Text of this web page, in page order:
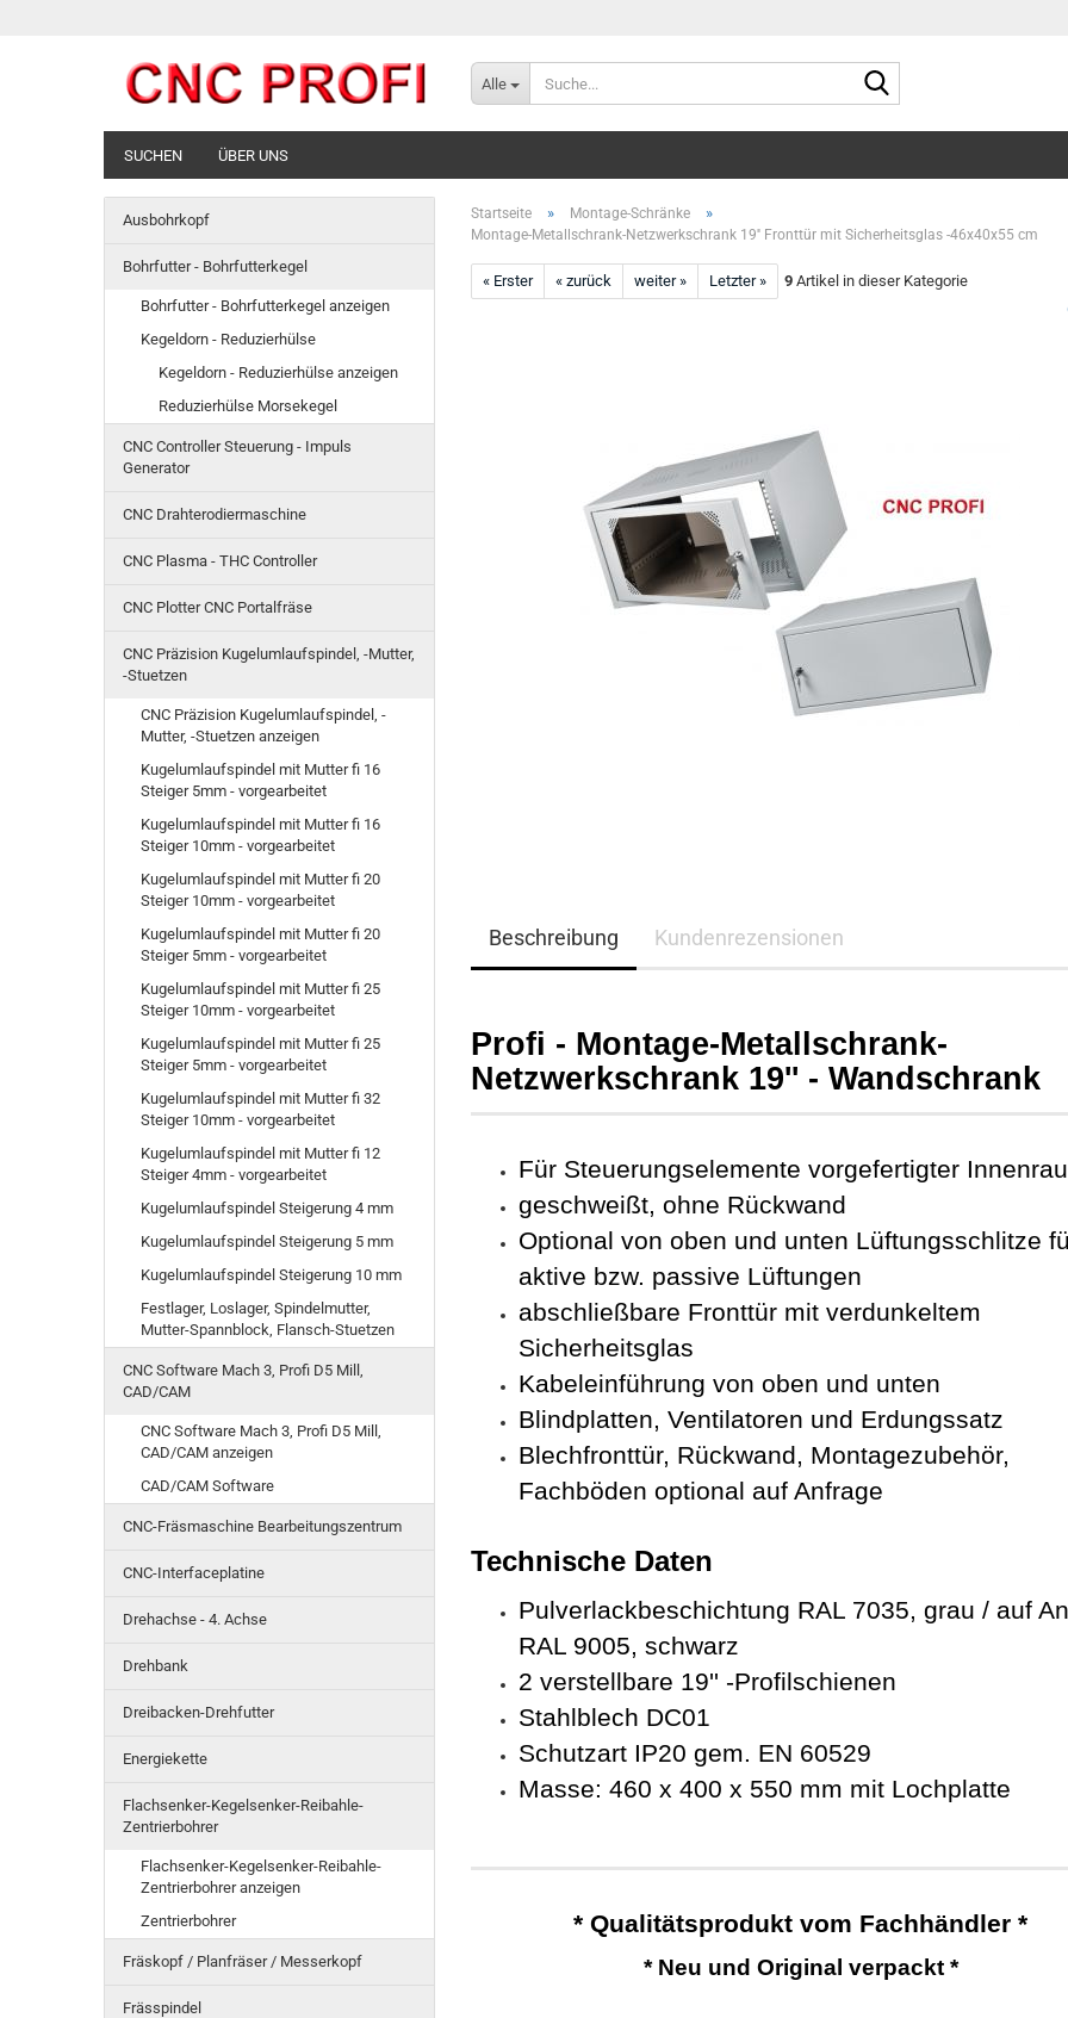
Alle
SUCHEN ÜBER UNS
Startseite » Montage-Schränke »
Montage-Metallschrank-Netzwerkschrank 19'' Fronttür mit Sicherheitsglas -46x40x55 cm
« Erster « zurück weiter » Letzter » 9Artikel in dieser Kategorie
Beschreibung Kundenrezensionen
Profi - Montage-Metallschrank-
Netzwerkschrank 19'' - Wandschrank
Für Steuerungselemente vorgefertigter
geschweißt, ohne Rückwand
Optional von oben und unten Lüftungsschlitze
aktive bzw. passive Lüftungen
abschließbare Fronttür mit verdunkeltem
Sicherheitsglas
Kabeleinführung von oben und unten
Blindplatten, Ventilatoren und Erdungssatz
Blechfronttür, Rückwand, Montagezubehör,
Fachböden optional auf Anfrage
Technische Daten
Pulverlackbeschichtung RAL 7035, grau / auf
RAL 9005, schwarz
2 verstellbare 19'' -Profilschienen
Stahlblech DC01
Schutzart IP20 gem. EN 60529
Masse: 460 x 400 x 550 mm mit Lochplatte
* Qualitätsprodukt vom Fachhändler *
* Neu und Original verpackt *
Ausbohrkopf
Bohrfutter - Bohrfutterkegel
Bohrfutter - Bohrfutterkegel anzeigen
Kegeldorn - Reduzierhülse
Kegeldorn - Reduzierhülse anzeigen
Reduzierhülse Morsekegel
CNC Controller Steuerung - Impuls
Generator
CNC Drahterodiermaschine
CNC Plasma - THC Controller
CNC Plotter CNC Portalfräse
CNC Präzision Kugelumlaufspindel, -Mutter,
-Stuetzen
CNC Präzision Kugelumlaufspindel, -
Mutter, -Stuetzen anzeigen
Kugelumlaufspindel mit Mutter fi 16
Steiger 5mm - vorgearbeitet
Kugelumlaufspindel mit Mutter fi 16
Steiger 10mm - vorgearbeitet
Kugelumlaufspindel mit Mutter fi 20
Steiger 10mm - vorgearbeitet
Kugelumlaufspindel mit Mutter fi 20
Steiger 5mm - vorgearbeitet
Kugelumlaufspindel mit Mutter fi 25
Steiger 10mm - vorgearbeitet
Kugelumlaufspindel mit Mutter fi 25
Steiger 5mm - vorgearbeitet
Kugelumlaufspindel mit Mutter fi 32
Steiger 10mm - vorgearbeitet
Kugelumlaufspindel mit Mutter fi 12
Steiger 4mm - vorgearbeitet
Kugelumlaufspindel Steigerung 4 mm
Kugelumlaufspindel Steigerung 5 mm
Kugelumlaufspindel Steigerung 10 mm
Festlager, Loslager, Spindelmutter,
Mutter-Spannblock, Flansch-Stuetzen
CNC Software Mach 3, Profi D5 Mill,
CAD/CAM
CNC Software Mach 3, Profi D5 Mill,
CAD/CAM anzeigen
CAD/CAM Software
CNC-Fräsmaschine Bearbeitungszentrum
CNC-Interfaceplatine
Drehachse - 4. Achse
Drehbank
Dreibacken-Drehfutter
Energiekette
Flachsenker-Kegelsenker-Reibahle-
Zentrierbohrer
Flachsenker-Kegelsenker-Reibahle-
Zentrierbohrer anzeigen
Zentrierbohrer
Fräskopf / Planfräser / Messerkopf
Frässpindel